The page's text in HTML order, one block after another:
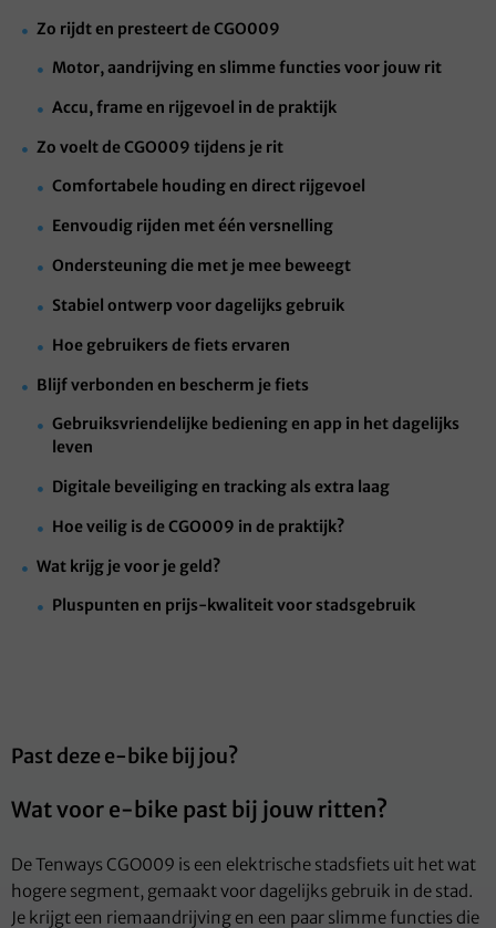
Zo rijdt en presteert de CGO009
Motor, aandrijving en slimme functies voor jouw rit
Accu, frame en rijgevoel in de praktijk
Zo voelt de CGO009 tijdens je rit
Comfortabele houding en direct rijgevoel
Eenvoudig rijden met één versnelling
Ondersteuning die met je mee beweegt
Stabiel ontwerp voor dagelijks gebruik
Hoe gebruikers de fiets ervaren
Blijf verbonden en bescherm je fiets
Gebruiksvriendelijke bediening en app in het dagelijks
leven
Digitale beveiliging en tracking als extra laag
Hoe veilig is de CGO009 in de praktijk?
Wat krijg je voor je geld?
Pluspunten en prijs-kwaliteit voor stadsgebruik
Past deze e-bike bij jou?
Wat voor e-bike past bij jouw ritten?
De Tenways CGO009 is een elektrische stadsfiets uit het wat
hogere segment, gemaakt voor dagelijks gebruik in de stad.
Je krijgt een riemaandrijving en een paar slimme functies die